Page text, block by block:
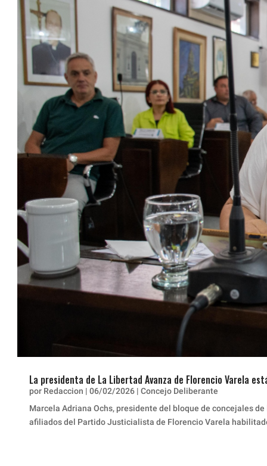
La presidenta de La Libertad Avanza de Florencio Varela
por Redaccion | 06/02/2026 | Concejo Deliberante
Marcela Adriana Ochs, presidente del bloque de concejales
afiliados del Partido Justicialista de Florencio Varela